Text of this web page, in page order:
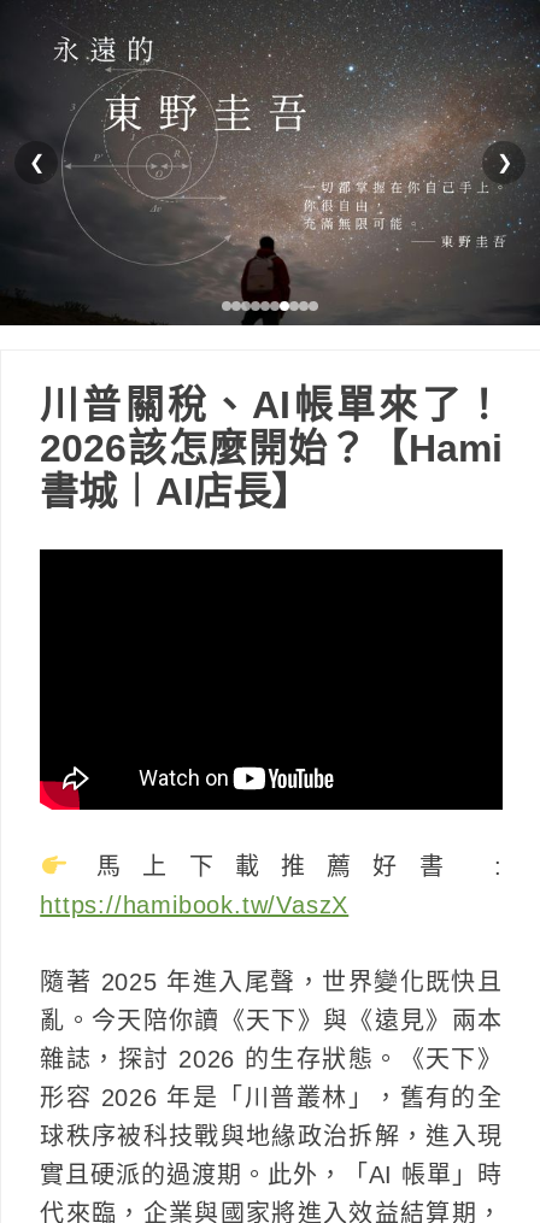
❮ ❯
川普關稅、AI帳單來了！
2026該怎麼開始？【Hami
書城︱AI店長】
馬上下載推薦好書 :
https://hamibook.tw/VaszX
隨著 2025 年進入尾聲，世界變化既快且
亂。今天陪你讀《天下》與《遠見》兩本
雜誌，探討 2026 的生存狀態。《天下》
形容 2026 年是「川普叢林」，舊有的全
球秩序被科技戰與地緣政治拆解，進入現
實且硬派的過渡期。此外，「AI 帳單」時
代來臨，企業與國家將進入效益結算期，